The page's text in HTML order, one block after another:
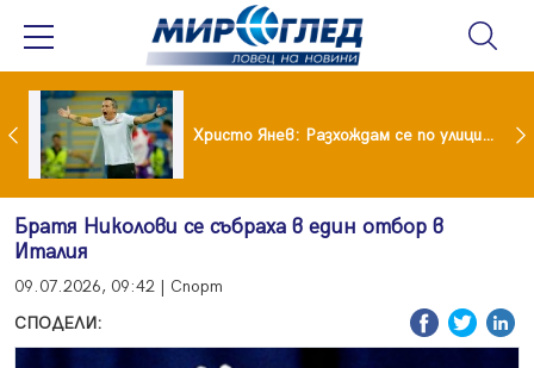
Бум на болките в кръста след отпуските: Летните навици, които ни разболяват Христо Янев: Разхождам се по улиците на София като най-мразения човек в държавата
Братя Николови се събраха в един отбор в
Италия
09.07.2026, 09:42 | Спорт
СПОДЕЛИ: